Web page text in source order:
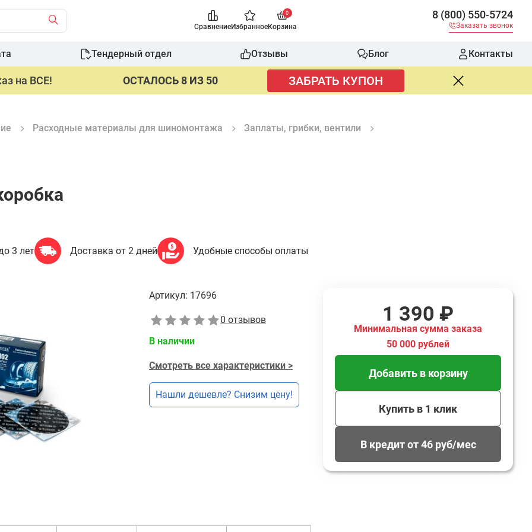
СравнениеИзбранное
0
Корзина
8 (800) 550-5724
Заказать звонок
Тендерный отдел Отзывы Блог Контакты
на ВСЕ! ОСТАЛОСЬ 8 ИЗ 50 ЗАБРАТЬ КУПОН
Расходные материалы для шиномонтажа
Заплаты, грибки, вентили
3 лет Доставка от 2 дней Удобные способы оплаты
Артикул: 17696
0 отзывов
В наличии
Смотреть все характеристики >
Нашли дешевле? Снизим цену!
1 390 ₽
Минимальная сумма заказа
50 000 рублей
Добавить в корзину
Купить в 1 клик
В кредит от 46 руб/мес